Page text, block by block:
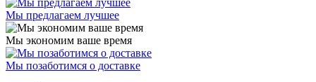
Мы предлагаем лучшее
Мы экономим ваше время
Мы позаботимся о доставке